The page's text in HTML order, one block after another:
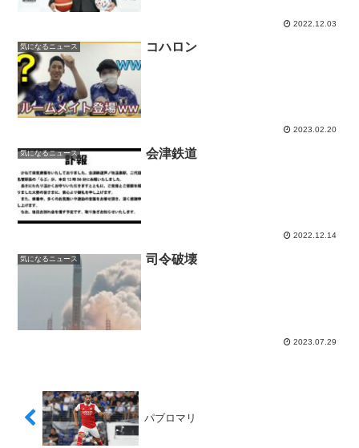
2022.12.03
気になるニュース コハロン
2023.02.20
気になるニュース 会津鉄道
2022.12.14
気になるニュース 司令破壊
2023.07.29
パブロマリ